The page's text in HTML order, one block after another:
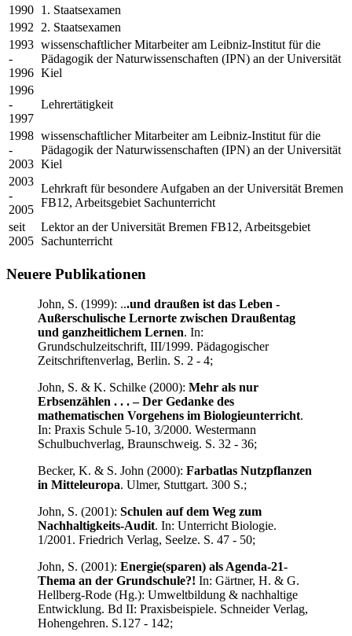
1990 1. Staatsexamen
1992
2. Staatsexamen
1993
-
1996
wissenschaftlicher Mitarbeiter am Leibniz-Institut für die
Pädagogik der Naturwissenschaften (IPN) an der Universität
Kiel
1996
-
1997
Lehrertätigkeit
1998
-
2003
wissenschaftlicher Mitarbeiter am Leibniz-Institut für die
Pädagogik der Naturwissenschaften (IPN) an der Universität
Kiel
2003
-
2005
Lehrkraft für besondere Aufgaben an der Universität Bremen
FB12, Arbeitsgebiet Sachunterricht
seit
2005
Lektor an der Universität Bremen FB12, Arbeitsgebiet
Sachunterricht
Neuere Publikationen
John, S. (1999): ...und draußen ist das Leben -
Außerschulische Lernorte zwischen Draußentag
und ganzheitlichem Lernen. In:
Grundschulzeitschrift, III/1999. Pädagogischer
Zeitschriftenverlag, Berlin. S. 2 - 4;
John, S. & K. Schilke (2000): Mehr als nur
Erbsenzählen . . . – Der Gedanke des
mathematischen Vorgehens im Biologieunterricht.
In: Praxis Schule 5-10, 3/2000. Westermann
Schulbuchverlag, Braunschweig. S. 32 - 36;
Becker, K. & S. John (2000): Farbatlas Nutzpflanzen
in Mitteleuropa. Ulmer, Stuttgart. 300 S.;
John, S. (2001): Schulen auf dem Weg zum
Nachhaltigkeits-Audit. In: Unterricht Biologie.
1/2001. Friedrich Verlag, Seelze. S. 47 - 50;
John, S. (2001): Energie(sparen) als Agenda-21-
Thema an der Grundschule?! In: Gärtner, H. & G.
Hellberg-Rode (Hg.): Umweltbildung & nachhaltige
Entwicklung. Bd II: Praxisbeispiele. Schneider Verlag,
Hohengehren. S.127 - 142;